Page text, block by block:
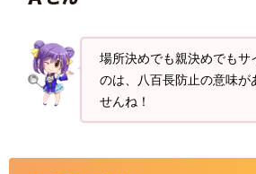
場所決めでも親決めでもサ
のは、八百長防止の意味が
せんね！